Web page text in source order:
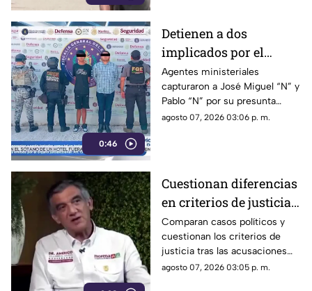
0:46
Detienen a dos
implicados por el
homicidio de Violeta en
su estética en Acapulco
Agentes ministeriales
capturaron a José Miguel “N” y
Pablo “N” por su presunta
responsabilidad en el
agosto 07, 2026 03:06 p. m.
Cuestionan diferencias
en criterios de justicia
por casos políticos en
Guerrero y Sinaloa
Comparan casos políticos y
cuestionan los criterios de
justicia tras las acusaciones
contra exfuncionarios de
agosto 07, 2026 03:05 p. m.